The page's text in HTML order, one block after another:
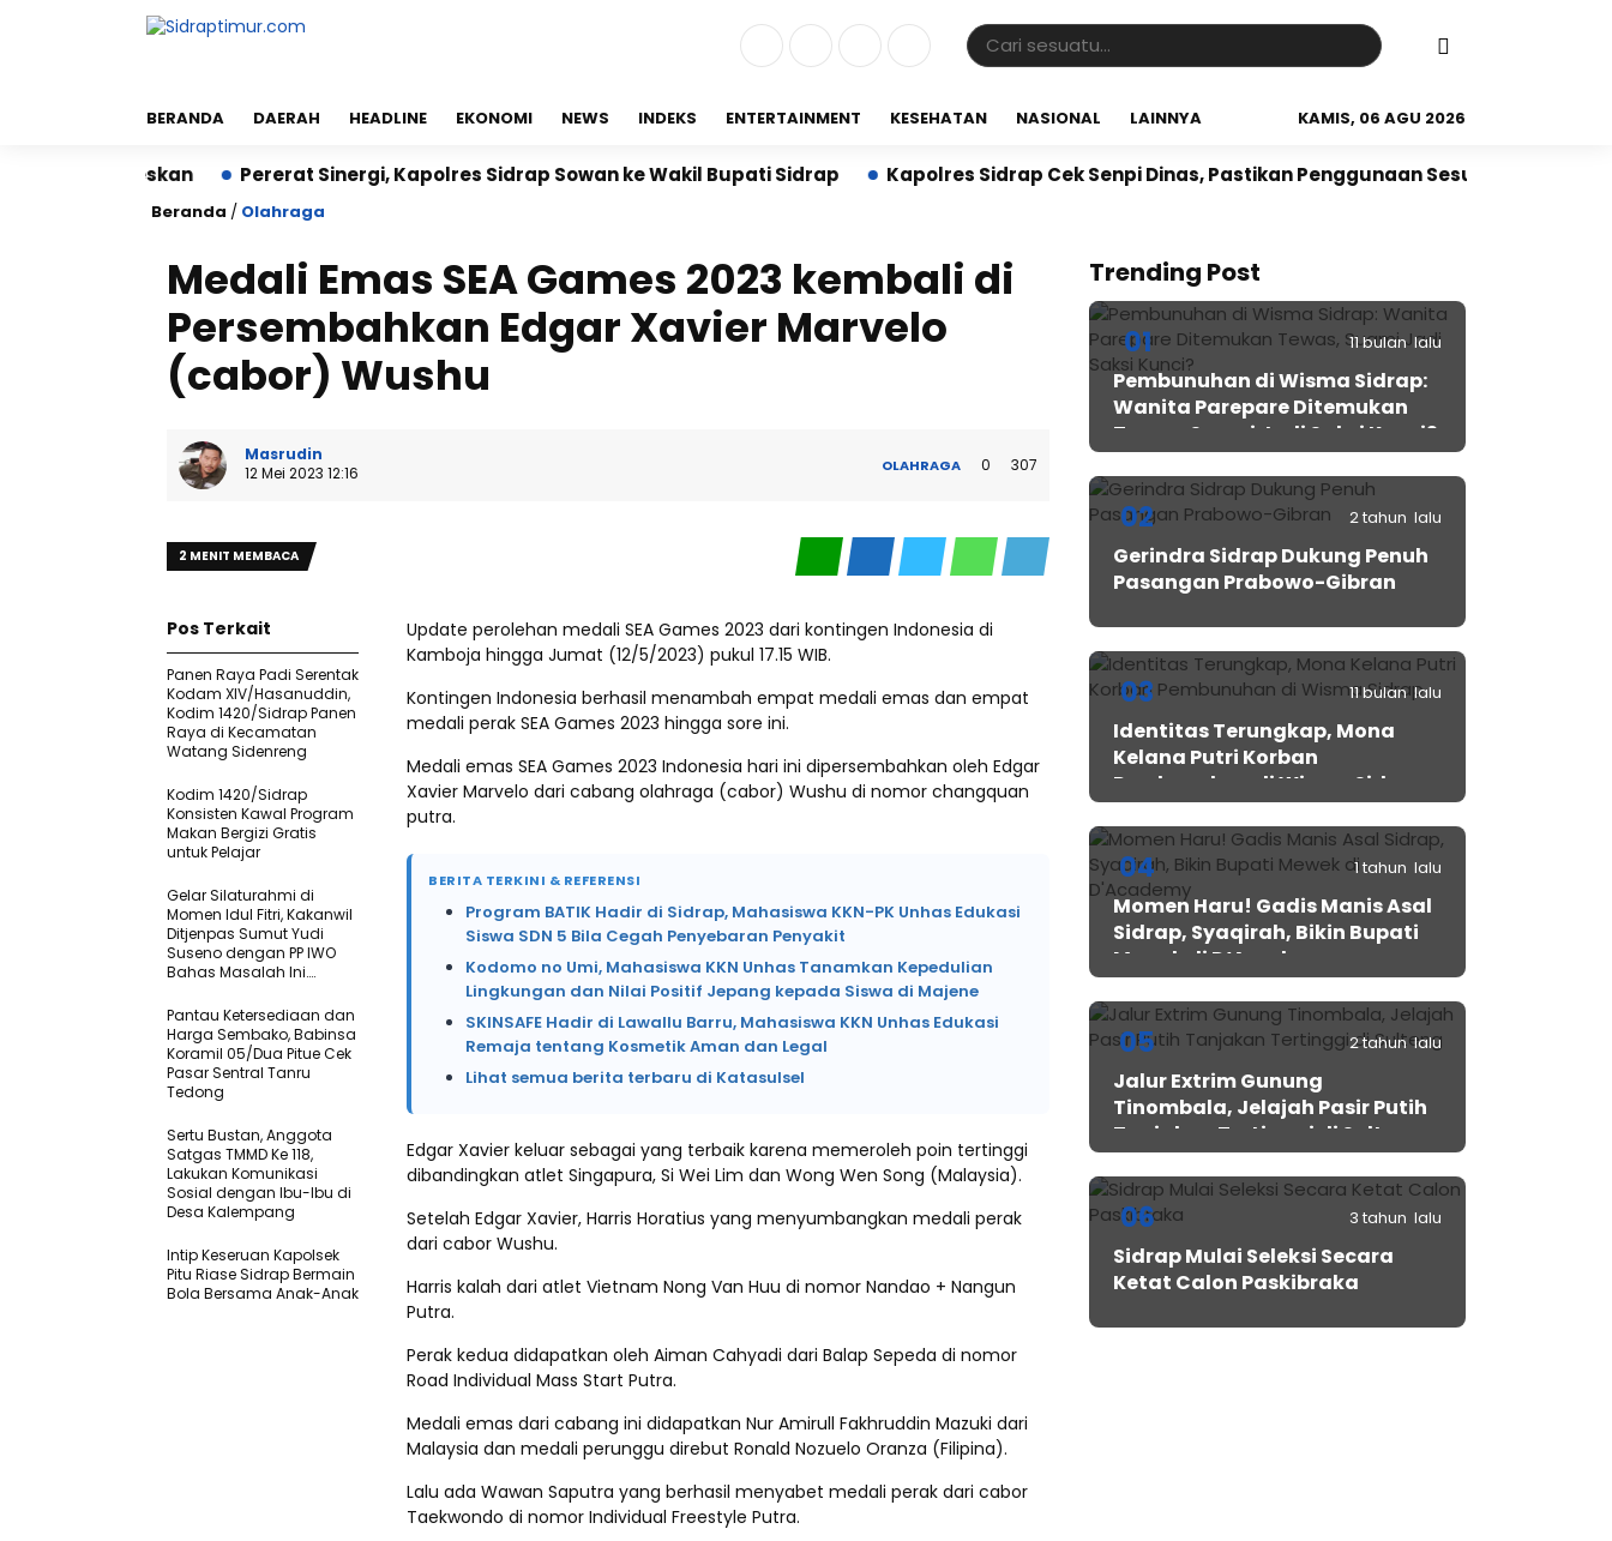
BERANDA DAERAH HEADLINE EKONOMI NEWS INDEKS ENTERTAINMENT KESEHATAN NASIONAL LAINNYA KAMIS, 06 AGU 2026
Pererat Sinergi, Kapolres Sidrap Sowan ke Wakil Bupati Sidrap Kapolres Sidrap Cek Senpi Dinas, Pastikan Penggunaan Sesuai Prosedur
Beranda / Olahraga
Medali Emas SEA Games 2023 kembali di
Persembahkan Edgar Xavier Marvelo
(cabor) Wushu
Masrudin
12 Mei 2023 12:16
OLAHRAGA 0 307
2 MENIT MEMBACA
Update perolehan medali SEA Games 2023 dari kontingen Indonesia di
Kamboja hingga Jumat (12/5/2023) pukul 17.15 WIB.
Kontingen Indonesia berhasil menambah empat medali emas dan empat
medali perak SEA Games 2023 hingga sore ini.
Medali emas SEA Games 2023 Indonesia hari ini dipersembahkan oleh Edgar
Xavier Marvelo dari cabang olahraga (cabor) Wushu di nomor changquan
putra.
BERITA TERKINI & REFERENSI
Program BATIK Hadir di Sidrap, Mahasiswa KKN-PK Unhas Edukasi
Siswa SDN 5 Bila Cegah Penyebaran Penyakit
Kodomo no Umi, Mahasiswa KKN Unhas Tanamkan Kepedulian
Lingkungan dan Nilai Positif Jepang kepada Siswa di Majene
SKINSAFE Hadir di Lawallu Barru, Mahasiswa KKN Unhas Edukasi
Remaja tentang Kosmetik Aman dan Legal
Lihat semua berita terbaru di Katasulsel
Edgar Xavier keluar sebagai yang terbaik karena memeroleh poin tertinggi
dibandingkan atlet Singapura, Si Wei Lim dan Wong Wen Song (Malaysia).
Setelah Edgar Xavier, Harris Horatius yang menyumbangkan medali perak
dari cabor Wushu.
Harris kalah dari atlet Vietnam Nong Van Huu di nomor Nandao + Nangun
Putra.
Perak kedua didapatkan oleh Aiman Cahyadi dari Balap Sepeda di nomor
Road Individual Mass Start Putra.
Medali emas dari cabang ini didapatkan Nur Amirull Fakhruddin Mazuki dari
Malaysia dan medali perunggu direbut Ronald Nozuelo Oranza (Filipina).
Lalu ada Wawan Saputra yang berhasil menyabet medali perak dari cabor
Taekwondo di nomor Individual Freestyle Putra.
Pos Terkait
Panen Raya Padi Serentak
Kodam XIV/Hasanuddin,
Kodim 1420/Sidrap Panen
Raya di Kecamatan
Watang Sidenreng
Kodim 1420/Sidrap
Konsisten Kawal Program
Makan Bergizi Gratis
untuk Pelajar
Gelar Silaturahmi di
Momen Idul Fitri, Kakanwil
Ditjenpas Sumut Yudi
Suseno dengan PP IWO
Bahas Masalah Ini….
Pantau Ketersediaan dan
Harga Sembako, Babinsa
Koramil 05/Dua Pitue Cek
Pasar Sentral Tanru
Tedong
Sertu Bustan, Anggota
Satgas TMMD Ke 118,
Lakukan Komunikasi
Sosial dengan Ibu-Ibu di
Desa Kalempang
Intip Keseruan Kapolsek
Pitu Riase Sidrap Bermain
Bola Bersama Anak-Anak
Trending Post
01 11 bulan lalu
Pembunuhan di Wisma Sidrap:
Wanita Parepare Ditemukan
Tewas, Suami Jadi Saksi Kunci?
02 2 tahun lalu
Gerindra Sidrap Dukung Penuh
Pasangan Prabowo-Gibran
03 11 bulan lalu
Identitas Terungkap, Mona
Kelana Putri Korban
Pembunuhan di Wisma Sidrap
04 1 tahun lalu
Momen Haru! Gadis Manis Asal
Sidrap, Syaqirah, Bikin Bupati
Mewek di D’Academy​
05 2 tahun lalu
Jalur Extrim Gunung
Tinombala, Jelajah Pasir Putih
Tanjakan Tertinggi di Sulteng
06 3 tahun lalu
Sidrap Mulai Seleksi Secara
Ketat Calon Paskibraka